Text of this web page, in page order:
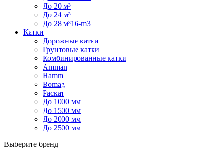
До 20 м³
До 24 м³
До 28 м³16-m3
Катки
Дорожные катки
Грунтовые катки
Комбинированные катки
Amman
Hamm
Bomag
Раскат
До 1000 мм
До 1500 мм
До 2000 мм
До 2500 мм
Выберите бренд